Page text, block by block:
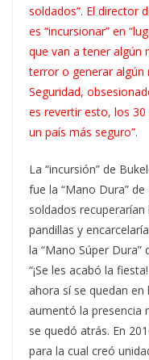
soldados”. El director
es “incursionar” en
que van a tener algún
terror o generar algún
Seguridad,
es revertir esto, los
un país más seguro”.
La “incursión” de
fue la “Mano Dura”
soldados
pandillas y
la “Mano Súper
“¡Se les acabó la
ahora sí se quedan en
aumentó la presencia
se quedó atrás. En
para la cual creó